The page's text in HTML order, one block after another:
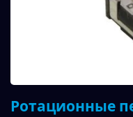
Ротационные